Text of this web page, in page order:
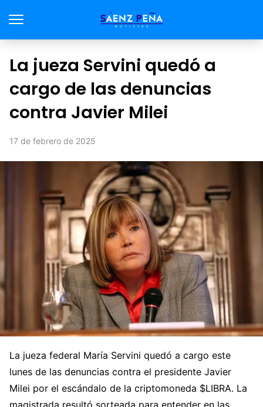
La jueza Servini quedó a
cargo de las denuncias
contra Javier Milei
17 de febrero de 2025
La jueza federal María Servini quedó a cargo este
lunes de las denuncias contra el presidente Javier
Milei por el escándalo de la criptomoneda $LIBRA. La